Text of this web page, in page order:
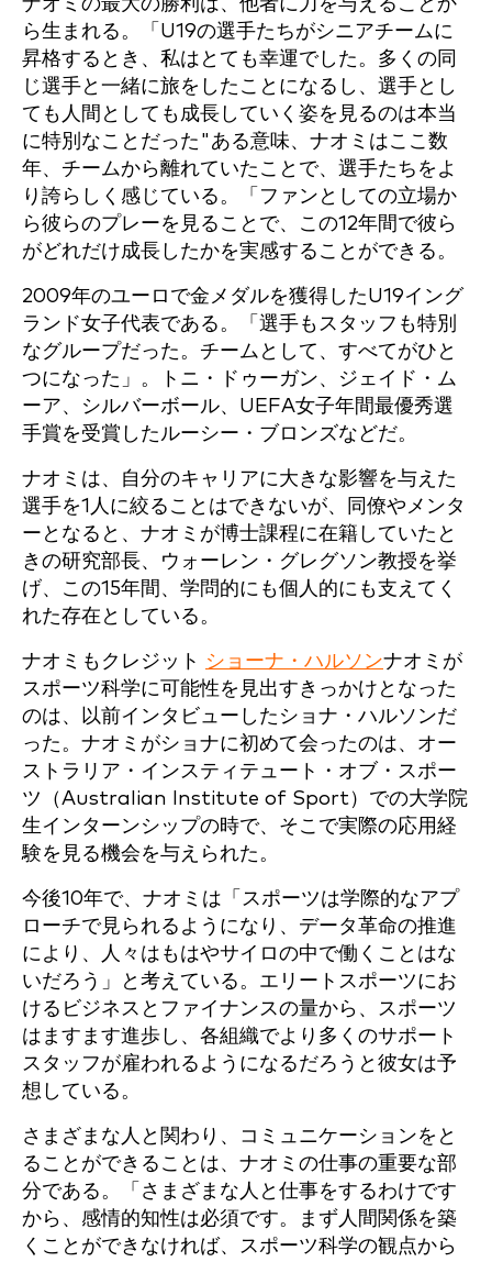
ら生まれる。「U19の選手たちがシニアチームに
昇格するとき、私はとても幸運でした。多くの同
じ選手と一緒に旅をしたことになるし、選手とし
ても人間としても成長していく姿を見るのは本当
に特別なことだった"ある意味、ナオミはここ数
年、チームから離れていたことで、選手たちをよ
り誇らしく感じている。「ファンとしての立場か
ら彼らのプレーを見ることで、この12年間で彼ら
がどれだけ成長したかを実感することができる。
2009年のユーロで金メダルを獲得したU19イング
ランド女子代表である。「選手もスタッフも特別
なグループだった。チームとして、すべてがひと
つになった」。トニ・ドゥーガン、ジェイド・ム
ーア、シルバーボール、UEFA女子年間最優秀選
手賞を受賞したルーシー・ブロンズなどだ。
ナオミは、自分のキャリアに大きな影響を与えた
選手を1人に絞ることはできないが、同僚やメンタ
ーとなると、ナオミが博士課程に在籍していたと
きの研究部長、ウォーレン・グレグソン教授を挙
げ、この15年間、学問的にも個人的にも支えてく
れた存在としている。
ナオミもクレジット ショーナ・ハルソンナオミが
スポーツ科学に可能性を見出すきっかけとなった
のは、以前インタビューしたショナ・ハルソンだ
った。ナオミがショナに初めて会ったのは、オー
ストラリア・インスティテュート・オブ・スポー
ツ（Australian Institute of Sport）での大学院
生インターンシップの時で、そこで実際の応用経
験を見る機会を与えられた。
今後10年で、ナオミは「スポーツは学際的なアプ
ローチで見られるようになり、データ革命の推進
により、人々はもはやサイロの中で働くことはな
いだろう」と考えている。エリートスポーツにお
けるビジネスとファイナンスの量から、スポーツ
はますます進歩し、各組織でより多くのサポート
スタッフが雇われるようになるだろうと彼女は予
想している。
さまざまな人と関わり、コミュニケーションをと
ることができることは、ナオミの仕事の重要な部
分である。「さまざまな人と仕事をするわけです
から、感情的知性は必須です。まず人間関係を築
くことができなければ、スポーツ科学の観点から